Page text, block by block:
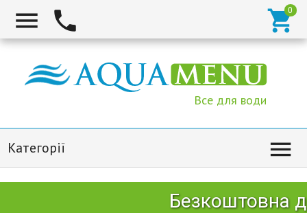
  
Все для води
Категорії 
Безкоштовна